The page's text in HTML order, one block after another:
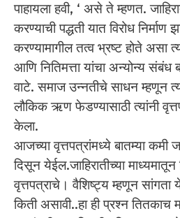
पाहायला हवी, ‘ असे ते म्हणत.
करण्याची पद्धती यात विरोध निर्माण
करण्यामागील तत्व भ्रष्ट होते असा
आणि नितिमत्ता यांचा अन्योन्य संबंध
वाटे. समाज उन्नतीचे साधन म्हणून
लौकिक ऋण फेडण्यासाठी त्यांनी
केला.
आजच्या वृत्तपत्रांमध्ये बातम्या कमी
दिसून येईल.जाहिरातीच्या
वृत्तपत्राचे। वैशिष्ट्य म्हणून सांगता
किती असावी..हा ही प्रश्न तितकाच